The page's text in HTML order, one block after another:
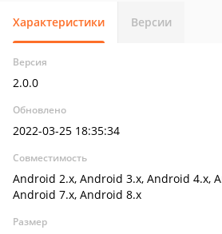
Характеристики Версии
Версия
2.0.0
Обновлено
2022-03-25 18:35:34
Совместимость
Android 2.x, Android 3.x, Android 4.x,
Android 7.x, Android 8.x
Размер